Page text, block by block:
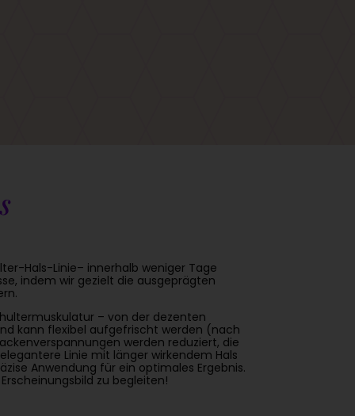
Hals-Linie– innerhalb weniger Tage
indem wir gezielt die ausgeprägten
– von der dezenten
kann flexibel aufgefrischt werden (nach
werden reduziert, die
Linie mit länger wirkendem Hals
Anwendung für ein optimales Ergebnis.
zu begleiten!